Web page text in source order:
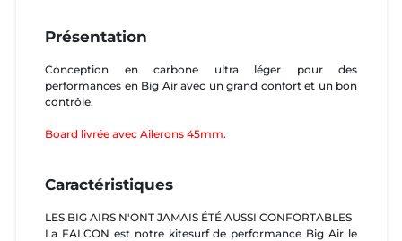
Présentation
Conception en carbone ultra léger pour des
performances en Big Air avec un grand confort et un bon
contrôle.
Board livrée avec Ailerons 45mm.
Caractéristiques
LES BIG AIRS N'ONT JAMAIS ÉTÉ AUSSI CONFORTABLES
La FALCON est notre kitesurf de performance Big Air le